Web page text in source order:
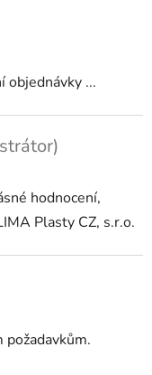
objednávky ...
hodnocení,
Plasty CZ, s.r.o.
požadavkům.